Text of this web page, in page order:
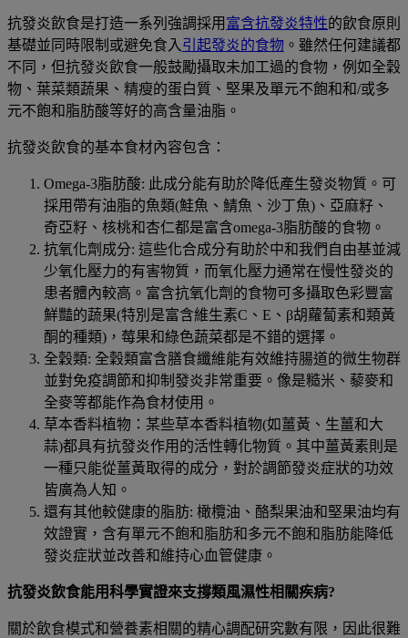
抗發炎飲食是打造一系列強調採用 富含抗發炎特性的飲食原則
基礎並同時限制或避免食入引起發炎的食物 。雖然任何建議都
不同，但抗發炎飲食一般鼓勵攝取未加工過的食物，例如全穀
物、葉菜類蔬果、精瘦的蛋白質、堅果及單元不飽和和/或多
元不飽和脂肪酸等好的高含量油脂。
抗發炎飲食的基本食材內容包含：
Omega-3脂肪酸: 此成分能有助於降低產生發炎物質。可
採用帶有油脂的魚類(鮭魚、鯖魚、沙丁魚)、亞麻籽、
奇亞籽、核桃和杏仁都是富含omega-3脂肪酸的食物。
抗氧化劑成分: 這些化合成分有助於中和我們自由基並減
少氧化壓力的有害物質，而氧化壓力通常在慢性發炎的
患者體內較高。富含抗氧化劑的食物可多攝取色彩豐富
鮮豔的蔬果(特別是富含維生素C、E、β胡蘿蔔素和類黃
酮的種類)，莓果和綠色蔬菜都是不錯的選擇。
全穀類: 全穀類富含膳食纖維能有效維持腸道的微生物群
並對免疫調節和抑制發炎非常重要。像是糙米、藜麥和
全麥等都能作為食材使用。
草本香料植物：某些草本香料植物(如薑黃、生薑和大
蒜)都具有抗發炎作用的活性轉化物質。其中薑黃素則是
一種只能從薑黃取得的成分，對於調節發炎症狀的功效
皆廣為人知。
還有其他較健康的脂肪: 橄欖油、酪梨果油和堅果油均有
效證實，含有單元不飽和脂肪和多元不飽和脂肪能降低
發炎症狀並改善和維持心血管健康。
抗發炎飲食能用科學實證來支撐類風濕性相關疾病?
關於飲食模式和營養素相關的精心調配研究數有限，因此很難